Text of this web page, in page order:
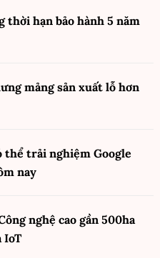
thời hạn bảo hành 5 năm
mảng sản xuất lỗ hơn
thể trải nghiệm Google
nay
nghệ cao gần 500ha
IoT